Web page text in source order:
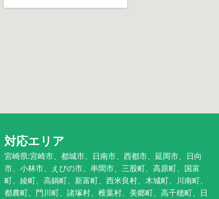
対応エリア
宮崎県:宮崎市、都城市、日南市、西都市、延岡市、日向
市、小林市、えびの市、串間市、三股町、高原町、国富
町、綾町、高鍋町、新富町、西米良村、木城町、川南町、
都農町、門川町、諸塚村、椎葉村、美郷町、高千穂町、日